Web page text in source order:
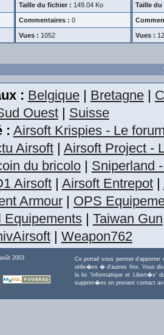
Taille du fichier : 149.04 Ko
Commentaires : 0
Vues : 1052
Taille
Vues :
: Belgique| Bretagne|
Ouest| Suisse
: Airsoft Krispies - Le
Airsoft| Airsoft Project -
du bricolo| Sniperland
Airsoft| Airsoft Entrepot|
Armour| OPS
Equipements| Taiwan Gun
| Weapon762
2003
Ce portail vous permet
utilis�es � d'autres fins. Vous
la loi 'Informatique et Libert�s'
supprim�es en prenant contact